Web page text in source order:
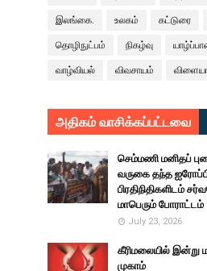
இலங்கை. உலகம் கட்டுரை
தொழிநுட்பம் நிகழ்வு
வாழ்வியல் விவசாயம்
அதிகம் வாசிக்கப்பட்டவை
செம்மணி மனிதப்
வருகை தந்த
பிரதிநிதிகளிடம்
மாபெரும் போராட்டம்
July 23, 2026
கீரிமலையில் இன்று
முகாம்